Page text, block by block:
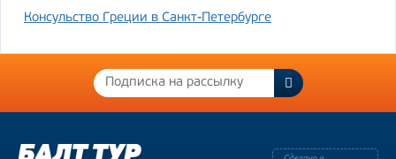
Консульство Греции в Санкт-Петербурге